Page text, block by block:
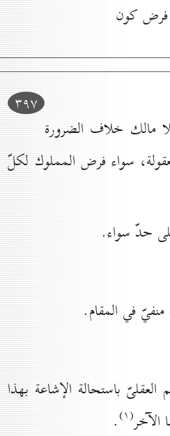
فرض كون
۳۹۷
مالك خلاف الضرورة
سواء فرض المملوك لكلّ
حدّ سواء.
في المقام.
باستحالة الإشاعة بهذا
(۱)
.